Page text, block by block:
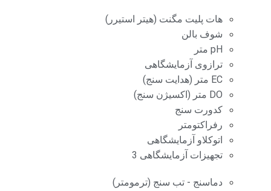
هات پلیت مگنت (هیتر استیرر)
شوف بالن
pH متر
ترازوی آزمایشگاهی
EC متر (هدایت سنج)
DO متر (اکسیژن سنج)
کدورت سنج
رفراکتومتر
اتوکلاو آزمایشگاهی
تجهیزات آزمایشگاهی 3
دماسنج - تب سنج (ترمومتر)